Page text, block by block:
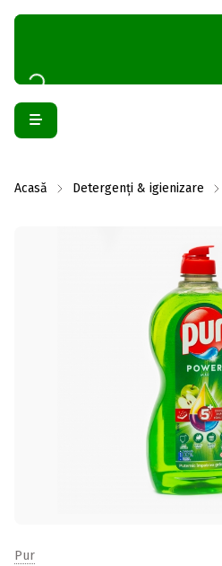
Acasă Detergenți & igienizare
Pur